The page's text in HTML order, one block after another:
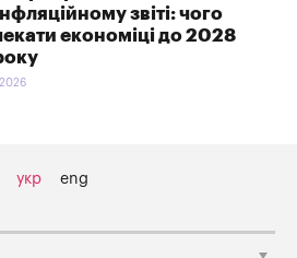
Інфляційному звіті: чого
економіці до 2028
укр eng